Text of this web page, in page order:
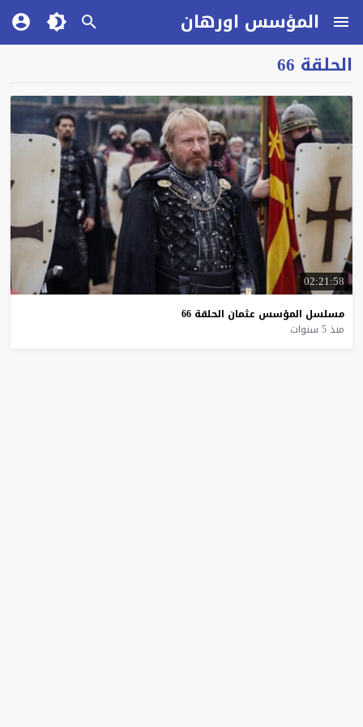
المؤسس اورهان
الحلقة 66
02:21:58
مسلسل المؤسس عثمان الحلقة 66
منذ 5 سنوات